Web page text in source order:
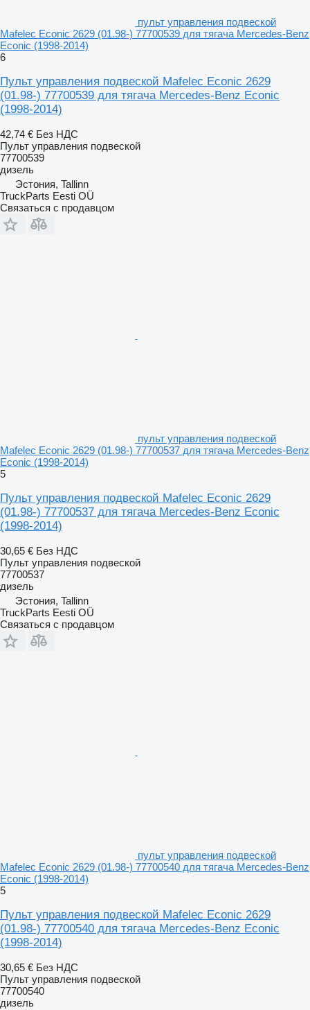
пульт управления подвеской
Mafelec Econic 2629 (01.98-) 77700539 для тягача Mercedes-Benz
Econic (1998-2014)
6
Пульт управления подвеской Mafelec Econic 2629
(01.98-) 77700539 для тягача Mercedes-Benz Econic
(1998-2014)
42,74 € Без НДС
Пульт управления подвеской
77700539
дизель
Эстония, Tallinn
TruckParts Eesti OÜ
Связаться с продавцом
пульт управления подвеской
Mafelec Econic 2629 (01.98-) 77700537 для тягача Mercedes-Benz
Econic (1998-2014)
5
Пульт управления подвеской Mafelec Econic 2629
(01.98-) 77700537 для тягача Mercedes-Benz Econic
(1998-2014)
30,65 € Без НДС
Пульт управления подвеской
77700537
дизель
Эстония, Tallinn
TruckParts Eesti OÜ
Связаться с продавцом
пульт управления подвеской
Mafelec Econic 2629 (01.98-) 77700540 для тягача Mercedes-Benz
Econic (1998-2014)
5
Пульт управления подвеской Mafelec Econic 2629
(01.98-) 77700540 для тягача Mercedes-Benz Econic
(1998-2014)
30,65 € Без НДС
Пульт управления подвеской
77700540
дизель